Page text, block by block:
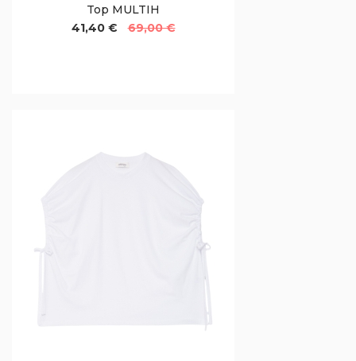
Top MULTIH
41,40 €
69,00 €